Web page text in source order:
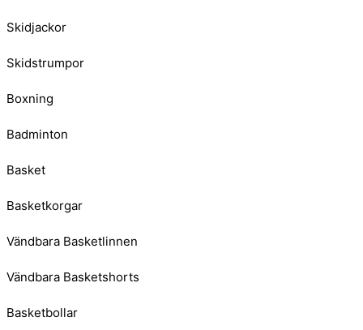
Skidjackor
Skidstrumpor
Boxning
Badminton
Basket
Basketkorgar
Vändbara Basketlinnen
Vändbara Basketshorts
Basketbollar